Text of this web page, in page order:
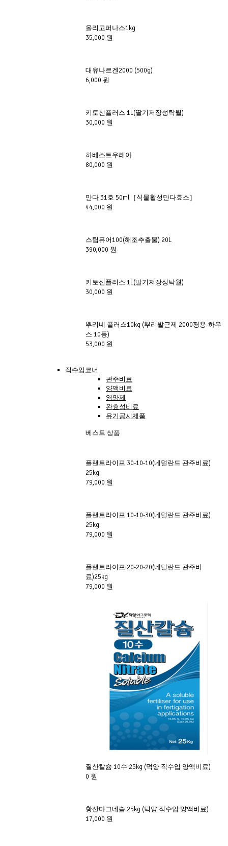
올리고퍼나스1kg
35,000 원
대유나르겐2000 (500g)
6,000 원
키토신플러스 1L(딸기저장성탁월)
30,000 원
하베스트우레아
80,000 원
만다 31호 50ml［식물활성만다효소］
44,000 원
스팀퓨어100(해조추출물) 20L
390,000 원
키토신플러스 1L(딸기저장성탁월)
30,000 원
뿌리네 플러스10kg (뿌리발근제 2000평용-하우
스 10동)
53,000 원
직수입코너
관주비료
양액비료
영양제
완효성비료
유기공시제품
베스트 상품
플랜트라이프 30-10-10(네덜란드 관주비료)
25kg
79,000 원
플랜트라이프 10-10-30(네덜란드 관주비료)
25kg
79,000 원
플랜트라이프 20-20-20(네덜란드 관주비
료)25kg
79,000 원
질산칼슘 10수 25kg (덕양 직수입 양액비료)
0 원
황산마그네슘 25kg (덕양 직수입 양액비료)
17,000 원